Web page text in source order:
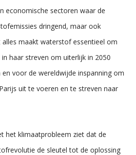
economische sectoren waar de
dringend, maar ook
maakt waterstof essentieel om
haar streven om uiterlijk in 2050
voor de wereldwijde inspanning om
uit te voeren en te streven naar
het klimaatprobleem ziet dat de
de sleutel tot de oplossing